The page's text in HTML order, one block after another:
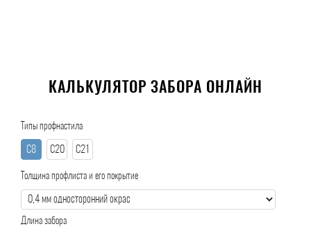
КАЛЬКУЛЯТОР ЗАБОРА ОНЛАЙН
Типы профнастила
С8 С20 С21
Толщина профлиста и его покрытие
Длина забора